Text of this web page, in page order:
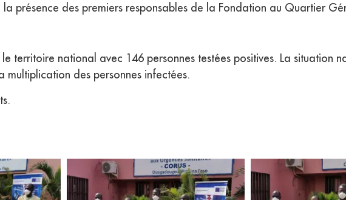
présence des premiers responsables de la Fondation au Quartier
territoire national avec 146 personnes testées positives. La situation
des personnes infectées.